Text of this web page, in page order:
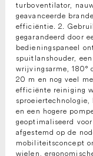
turboventilator,
geavanceerde
efficiëntie. 2.
gegarandeerd door
bedieningspaneel
spuitlanshouder,
wrijvingsarme, 180°
20 m en nog veel
efficiënte reiniging
en een hogere
geoptimaliseerd
afgestemd op de
mobiliteitsconcept
wielen,